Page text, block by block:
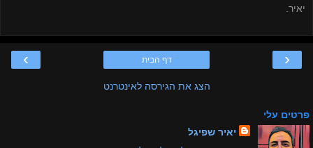
יאיר.
‹
› דף הבית
הצג את הגירסה לאינטרנט
פרטים עלי
יאיר שפיגל